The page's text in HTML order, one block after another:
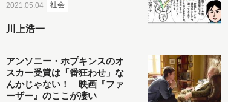
2021.05.04 社会
川上浩一
アンソニー・ホプキンスのオ
スカー受賞は「番狂わせ」な
んかじゃない！ 映画『ファ
ーザー』のここが凄い